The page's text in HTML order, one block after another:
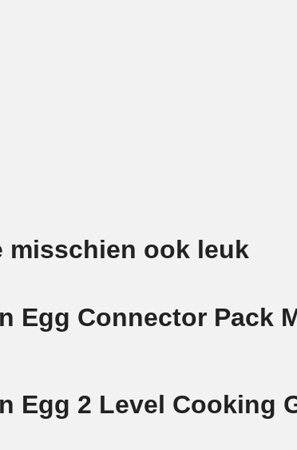
misschien ook leuk
Egg Connector Pack
Egg 2 Level Cooking